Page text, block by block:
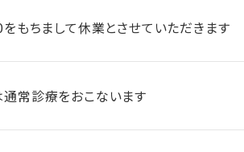
もちまして休業とさせていただきます
常診療をおこないます